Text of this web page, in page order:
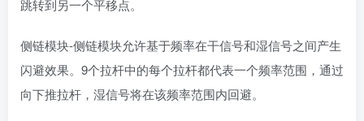
跳转到另一个平移点。
侧链模块-侧链模块允许基于频率在干信号和湿信号之间产生
闪避效果。9个拉杆中的每个拉杆都代表一个频率范围，通过
向下推拉杆，湿信号将在该频率范围内回避。